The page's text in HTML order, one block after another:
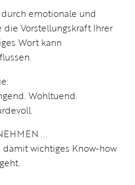
emotionale und
Vorstellungskraft Ihrer
Wort kann
Wohltuend.
...
wichtiges Know-how